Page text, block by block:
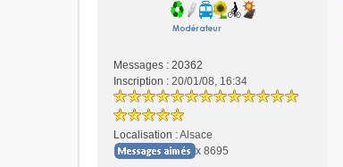
Messages : 20362
Inscription : 20/01/08, 16:34
Localisation :Alsace
x 8695